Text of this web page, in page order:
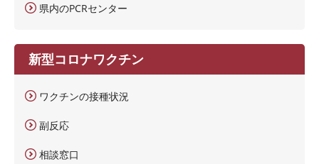
県内のPCRセンター
新型コロナワクチン
ワクチンの接種状況
副反応
相談窓口